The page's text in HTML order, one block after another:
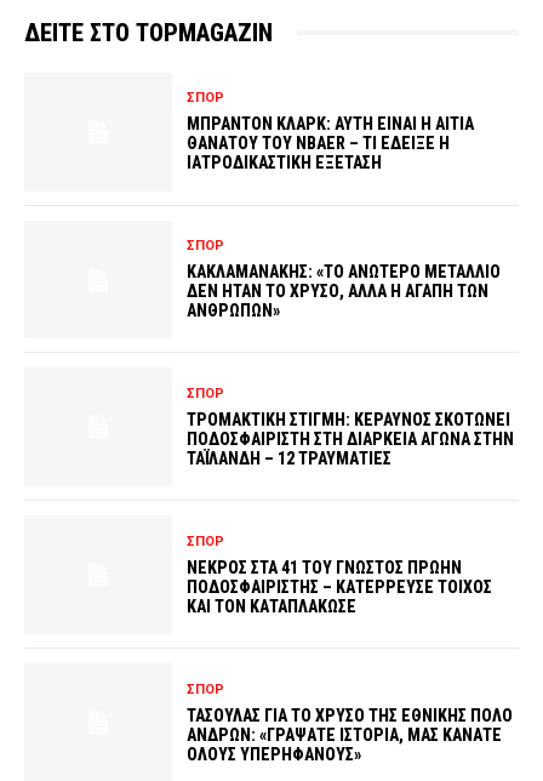
ΔΕΙΤΕ ΣΤΟ TOPMAGAZIN
ΣΠΟΡ
ΜΠΡΑΝΤΟΝ ΚΛΑΡΚ: ΑΥΤΗ ΕΙΝΑΙ Η ΑΙΤΙΑ
ΘΑΝΑΤΟΥ ΤΟΥ NBAER – ΤΙ ΕΔΕΙΞΕ Η
ΙΑΤΡΟΔΙΚΑΣΤΙΚΗ ΕΞΕΤΑΣΗ
ΣΠΟΡ
ΚΑΚΛΑΜΑΝΑΚΗΣ: «ΤΟ ΑΝΩΤΕΡΟ ΜΕΤΑΛΛΙΟ
ΔΕΝ ΗΤΑΝ ΤΟ ΧΡΥΣΟ, ΑΛΛΑ Η ΑΓΑΠΗ ΤΩΝ
ΑΝΘΡΩΠΩΝ»
ΣΠΟΡ
ΤΡΟΜΑΚΤΙΚΗ ΣΤΙΓΜΗ: ΚΕΡΑΥΝΟΣ ΣΚΟΤΩΝΕΙ
ΠΟΔΟΣΦΑΙΡΙΣΤΗ ΣΤΗ ΔΙΑΡΚΕΙΑ ΑΓΩΝΑ ΣΤΗΝ
ΤΑΪΛΑΝΔΗ – 12 ΤΡΑΥΜΑΤΙΕΣ
ΣΠΟΡ
ΝΕΚΡΟΣ ΣΤΑ 41 ΤΟΥ ΓΝΩΣΤΟΣ ΠΡΩΗΝ
ΠΟΔΟΣΦΑΙΡΙΣΤΗΣ – ΚΑΤΕΡΡΕΥΣΕ ΤΟΙΧΟΣ
ΚΑΙ ΤΟΝ ΚΑΤΑΠΛΑΚΩΣΕ
ΣΠΟΡ
ΤΑΣΟΥΛΑΣ ΓΙΑ ΤΟ ΧΡΥΣΟ ΤΗΣ ΕΘΝΙΚΗΣ ΠΟΛΟ
ΑΝΔΡΩΝ: «ΓΡΑΨΑΤΕ ΙΣΤΟΡΙΑ, ΜΑΣ ΚΑΝΑΤΕ
ΟΛΟΥΣ ΥΠΕΡΗΦΑΝΟΥΣ»